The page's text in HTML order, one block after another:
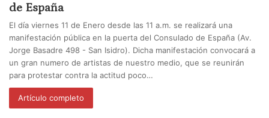
de España
El día viernes 11 de Enero desde las 11 a.m. se realizará una
manifestación pública en la puerta del Consulado de España (Av.
Jorge Basadre 498 - San Isidro). Dicha manifestación convocará a
un gran numero de artistas de nuestro medio, que se reunirán
para protestar contra la actitud poco…
Artículo completo